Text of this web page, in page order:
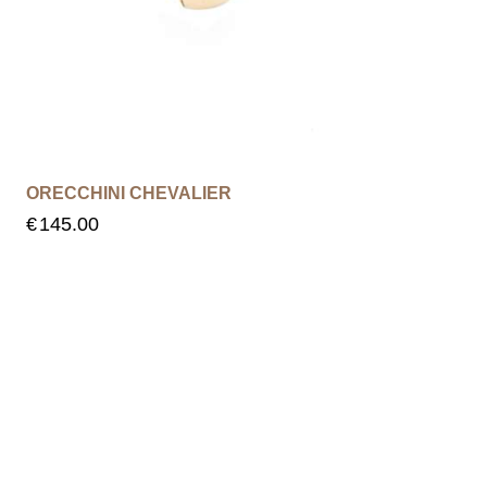
ORECCHINI CHEVALIER
€145.00